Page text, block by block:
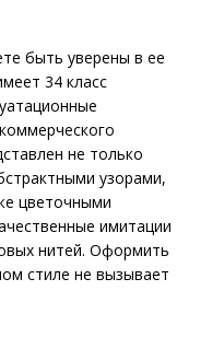
быть уверены в ее
34 класс
не только
узорами,
цветочными
имитации
нитей. Оформить
стиле не вызывает